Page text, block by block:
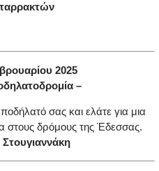
2025
–
σας και ελάτε για μια
στους δρόμους της Έδεσσας.